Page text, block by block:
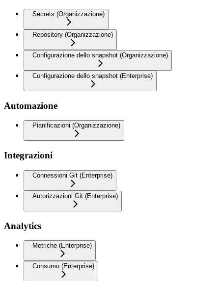
Secrets (Organizzazione)
Repository (Organizzazione)
Configurazione dello snapshot (Organizzazione)
Configurazione dello snapshot (Enterprise)
Automazione
Pianificazioni (Organizzazione)
Integrazioni
Connessioni Git (Enterprise)
Autorizzazioni Git (Enterprise)
Analytics
Metriche (Enterprise)
Consumo (Enterprise)